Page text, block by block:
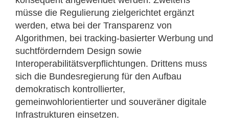
müsse die Regulierung zielgerichtet ergänzt
werden, etwa bei der Transparenz von
Algorithmen, bei tracking-basierter Werbung und
suchtförderndem Design sowie
Interoperabilitätsverpflichtungen. Drittens muss
sich die Bundesregierung für den Aufbau
demokratisch kontrollierter,
gemeinwohlorientierter und souveräner digitale
Infrastrukturen einsetzen.